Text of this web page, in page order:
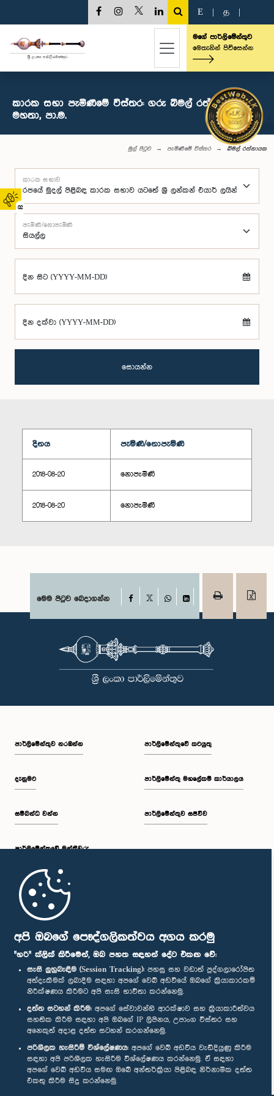
අපි ඔබගේ පෞද්ගලිකත්වය අගය කරමු
"හරි" ක්ලික් කිරීමෙන්, ඔබ පහත සඳහන් දේට එකඟ වේ:
සැසි ලුහුබැඳීම (Session Tracking): පහසු සහ වඩාත් පුද්ගලාරෝපිත
අත්දැකීමක් ලබාදීම සඳහා අපගේ වෙබ් අඩවියේ ඔබගේ ක්‍රියාකාරකම්
නිරීක්ෂණය කිරීමට අපි සැසි භාවිතා කරන්නෙමු.
දත්ත සටහන් කිරීම: අපගේ සේවාවන්හි ආරක්ෂාව සහ ක්‍රියාකාරීත්වය
සහතික කිරීම සඳහා අපි ඔබගේ IP ලිපිනය, උපාංග විස්තර සහ
අනෙකුත් අදාළ දත්ත සටහන් කරගන්නෙමු.
පරිශීලක හැසිරීම් විශ්ලේෂණය: අපගේ වෙබ් අඩවිය වැඩිදියුණු කිරීම
සඳහා අපි පරිශීලක හැසිරීම විශ්ලේෂණය කරන්නෙමු. ඒ සඳහා
අපගේ වෙබ් අඩවිය සමඟ ඔබේ අන්තර්ක්‍රියා පිළිබඳ නිර්නාමික දත්ත
එකතු කිරීම සිදු කරන්නෙමු.
02
E த
මගේ පාර්ලිමේන්තුව
මෙතැනින් පිවිසෙන්න
කාරක සභා පැමිණීමේ විස්තර: ගරු බිමල් රත්නායක
මහතා, පා.ම.
මුල් පිටුව පැමිණීමේ විස්තර බිමල් රත්නායක
කාරක සභාව
පැමිණි/නොපැමිණි
දින සිට (YYYY-MM-DD)
දින දක්වා (YYYY-MM-DD)
සොයන්න
දිනය පැමිණි/නොපැමිණි
2018-08-20 නොපැමිණි
2018-08-20 නොපැමිණි
මෙම පිටුව බෙදාගන්න Facebook
WhatsAppLinkedIn
පාර්ලි‌මේන්තුව නරඹන්න
දැනුමට
සම්බන්ධ වන්න
පාර්ලි‌මේන්තුවේ මන්ත්‍රීවරු
මුල් පිටුව
පාර්ලිමේන්තුවේ කටයුතු
පාර්ලිමේන්තු මහලේකම් කාර්යාලය
පාර්ලිමේන්තුව සජීවීව
පාර්ලිමේන්තු ජංගම යෙදුම
අප හා සම්බන්ධ වී සිටින්න :
සම්මාන
පෞද්ගලිකත්ව ප්‍රතිපත්තිය